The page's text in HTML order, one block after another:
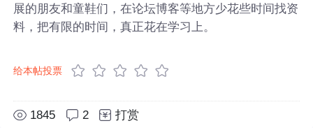
展的朋友和童鞋们，在论坛博客等地方少花些时间找资
料，把有限的时间，真正花在学习上。
给本帖投票
1845 2 打赏